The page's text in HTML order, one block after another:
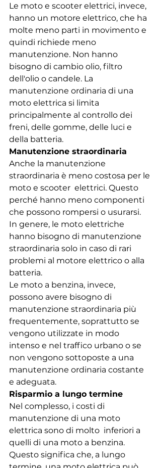
Le moto e scooter elettrici, invece,
hanno un motore elettrico, che ha
molte meno parti in movimento e
quindi richiede meno
manutenzione. Non hanno
bisogno di cambio olio, filtro
dell'olio o candele. La
manutenzione ordinaria di una
moto elettrica si limita
principalmente al controllo dei
freni, delle gomme, delle luci e
della batteria.
Manutenzione straordinaria
Anche la manutenzione
straordinaria è meno costosa per le
moto e scooter  elettrici. Questo
perché hanno meno componenti
che possono rompersi o usurarsi.
In genere, le moto elettriche
hanno bisogno di manutenzione
straordinaria solo in caso di rari
problemi al motore elettrico o alla
batteria.
Le moto a benzina, invece,
possono avere bisogno di
manutenzione straordinaria più
frequentemente, soprattutto se
vengono utilizzate in modo
intenso e nel traffico urbano o se
non vengono sottoposte a una
manutenzione ordinaria costante
e adeguata.
Risparmio a lungo termine
Nel complesso, i costi di
manutenzione di una moto
elettrica sono di molto  inferiori a
quelli di una moto a benzina.
Questo significa che, a lungo